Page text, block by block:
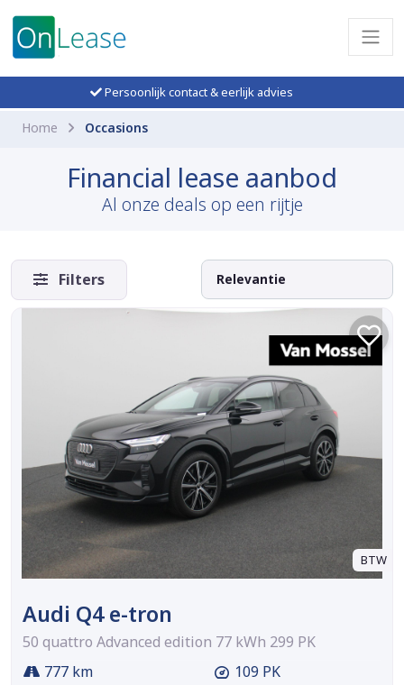
Persoonlijk contact & eerlijk advies
Home Occasions
Financial lease aanbod
Al onze deals op een rijtje
Filters
BTW
Audi Q4 e-tron
50 quattro Advanced edition 77 kWh 299 PK
777 km
109 PK